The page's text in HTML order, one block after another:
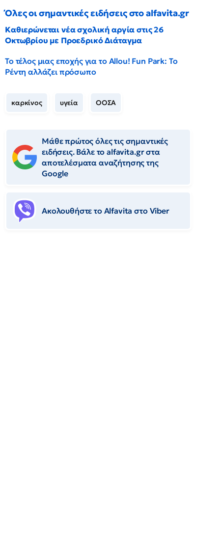
Όλες οι σημαντικές ειδήσεις στο alfavita.gr
Καθιερώνεται νέα σχολική αργία στις 26
Οκτωβρίου με Προεδρικό Διάταγμα
Το τέλος μιας εποχής για το Allou! Fun Park: Το
Ρέντη αλλάζει πρόσωπο
καρκίνος υγεία ΟΟΣΑ
Μάθε πρώτος όλες τις σημαντικές
ειδήσεις. Βάλε το alfavita.gr στα
αποτελέσματα αναζήτησης της
Google
Ακολουθήστε το Αlfavita στο Viber